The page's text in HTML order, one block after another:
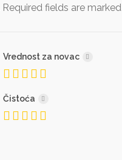
Required fields are marked
Vrednost za novac
Čistoća